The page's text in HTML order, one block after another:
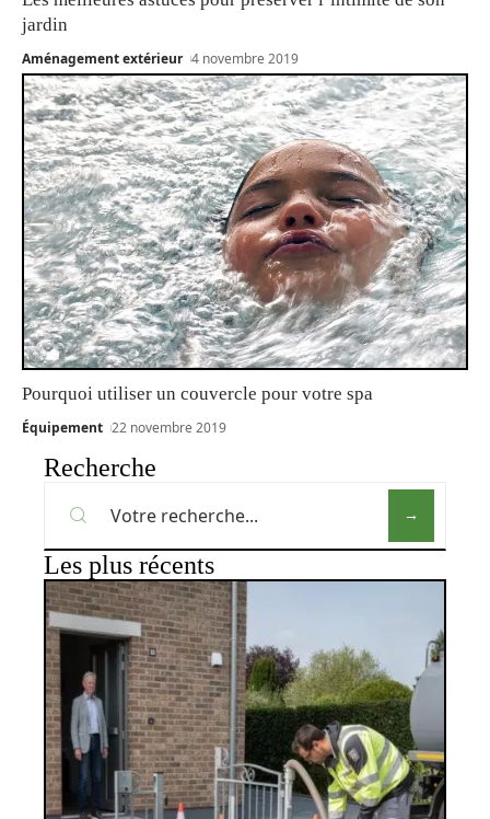
jardin
Aménagement extérieur 4 novembre 2019
Pourquoi utiliser un couvercle pour votre spa
Équipement 22 novembre 2019
Recherche
Les plus récents